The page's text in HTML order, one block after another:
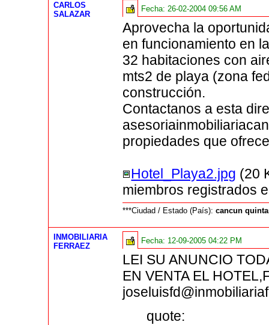
CARLOS
SALAZAR
Fecha:26-02-2004 09:56 AM
Aprovecha la
en funcionamiento en
32 habitaciones con
mts2 de playa (zona
construcción.
Contactanos a esta
propiedades que
Hotel_Playa2.jpg (20
miembros registrados
***Ciudad / Estado (País):cancun
INMOBILIARIA
FERRAEZ
Fecha: 12-09-2005 04:22 PM
LEI SU ANUNCIO
EN VENTA EL
quote: